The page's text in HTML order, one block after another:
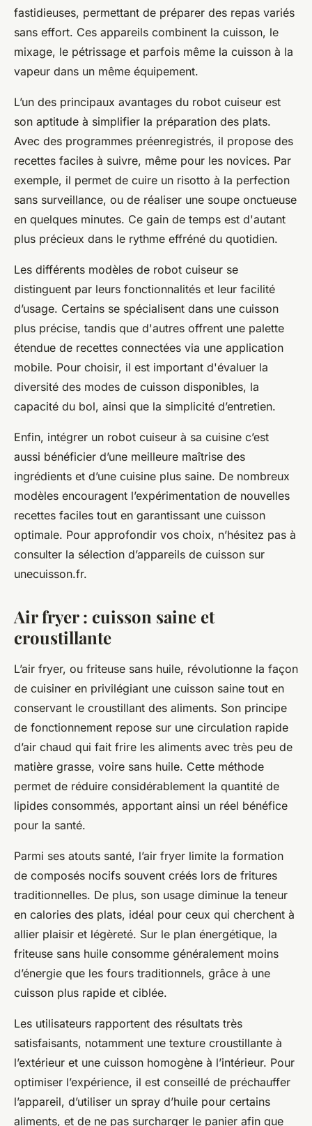
fastidieuses, permettant de préparer des repas variés
sans effort. Ces appareils combinent la cuisson, le
mixage, le pétrissage et parfois même la cuisson à la
vapeur dans un même équipement.
L’un des principaux avantages du robot cuiseur est
son aptitude à simplifier la préparation des plats.
Avec des programmes préenregistrés, il propose des
recettes faciles à suivre, même pour les novices. Par
exemple, il permet de cuire un risotto à la perfection
sans surveillance, ou de réaliser une soupe onctueuse
en quelques minutes. Ce gain de temps est d'autant
plus précieux dans le rythme effréné du quotidien.
Les différents modèles de robot cuiseur se
distinguent par leurs fonctionnalités et leur facilité
d’usage. Certains se spécialisent dans une cuisson
plus précise, tandis que d'autres offrent une palette
étendue de recettes connectées via une application
mobile. Pour choisir, il est important d'évaluer la
diversité des modes de cuisson disponibles, la
capacité du bol, ainsi que la simplicité d’entretien.
Enfin, intégrer un robot cuiseur à sa cuisine c’est
aussi bénéficier d’une meilleure maîtrise des
ingrédients et d’une cuisine plus saine. De nombreux
modèles encouragent l’expérimentation de nouvelles
recettes faciles tout en garantissant une cuisson
optimale. Pour approfondir vos choix, n’hésitez pas à
consulter la sélection d’appareils de cuisson sur
unecuisson.fr.
Air fryer : cuisson saine et
croustillante
L’air fryer, ou friteuse sans huile, révolutionne la façon
de cuisiner en privilégiant une cuisson saine tout en
conservant le croustillant des aliments. Son principe
de fonctionnement repose sur une circulation rapide
d’air chaud qui fait frire les aliments avec très peu de
matière grasse, voire sans huile. Cette méthode
permet de réduire considérablement la quantité de
lipides consommés, apportant ainsi un réel bénéfice
pour la santé.
Parmi ses atouts santé, l’air fryer limite la formation
de composés nocifs souvent créés lors de fritures
traditionnelles. De plus, son usage diminue la teneur
en calories des plats, idéal pour ceux qui cherchent à
allier plaisir et légèreté. Sur le plan énergétique, la
friteuse sans huile consomme généralement moins
d’énergie que les fours traditionnels, grâce à une
cuisson plus rapide et ciblée.
Les utilisateurs rapportent des résultats très
satisfaisants, notamment une texture croustillante à
l’extérieur et une cuisson homogène à l’intérieur. Pour
optimiser l’expérience, il est conseillé de préchauffer
l’appareil, d’utiliser un spray d’huile pour certains
aliments, et de ne pas surcharger le panier afin que